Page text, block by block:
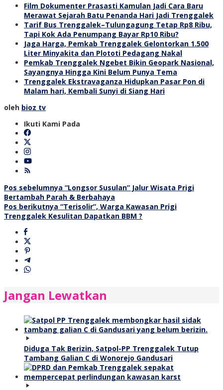
Film Dokumenter Prasasti Kamulan Jadi Cara Baru
Merawat Sejarah Batu Penanda Hari Jadi Trenggalek
Tarif Bus Trenggalek–Tulungagung Tetap Rp8 Ribu,
Tapi Kok Ada Penumpang Bayar Rp10 Ribu?
Jaga Harga, Pemkab Trenggalek Gelontorkan 1.500
Liter Minyakita dan Plototi Pedagang Nakal
Pemkab Trenggalek Ngebet Bikin Geopark Nasional,
Sayangnya Hingga Kini Belum Punya Tema
Trenggalek Ekstravaganza Hidupkan Pasar Pon di
Malam hari, Kembali Sunyi di Siang Hari
oleh bioz tv
Ikuti Kami Pada
Navigasi
pos
Pos sebelumnya “Longsor Susulan” Jalur Wisata Prigi
Bertambah Parah & Berbahaya
Pos berikutnya “Terisolir”, Warga Kawasan Prigi
Trenggalek Kesulitan Dapatkan BBM ?
Jangan Lewatkan
Diduga Tak Berizin, Satpol-PP Trenggalek Tutup
Tambang Galian C di Wonorejo Gandusari